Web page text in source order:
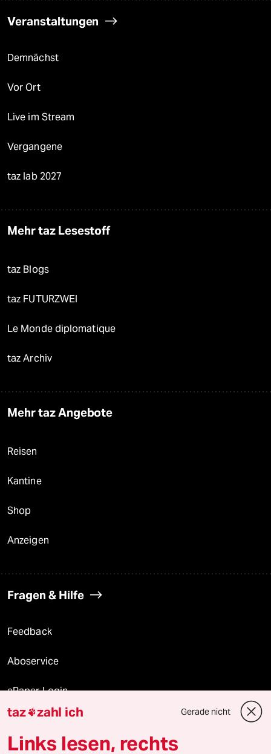
Veranstaltungen
Demnächst
Vor Ort
Live im Stream
Vergangene
taz lab 2027
Mehr taz Lesestoff
taz Blogs
taz FUTURZWEI
Le Monde diplomatique
taz Archiv
Mehr taz Angebote
Reisen
Kantine
Shop
Anzeigen
Fragen & Hilfe
Feedback
Aboservice
ePaper Login
Downloads für Abonnierende
taz zahl ich Gerade nicht
Links lesen, rechts